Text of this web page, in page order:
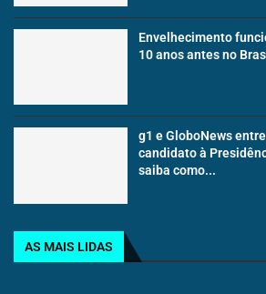
Envelhecimento
10 anos antes no
g1 e GloboNews
candidato à
saiba como...
AS MAIS LIDAS